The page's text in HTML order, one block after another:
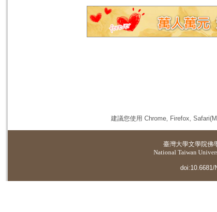
建議您使用 Chrome, Firefox,
臺灣大學文學院佛
National Taiwan
doi:10.6681/